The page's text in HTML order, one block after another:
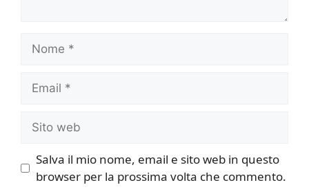
Nome
Email
Sito
web
Salva il mio nome, email e sito web in questo
browser per la prossima volta che commento.